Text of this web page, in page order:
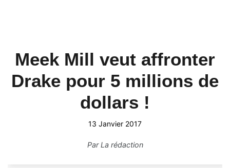
Meek Mill veut affronter
Drake pour 5 millions de
dollars !
13 Janvier 2017
ParLa rédaction